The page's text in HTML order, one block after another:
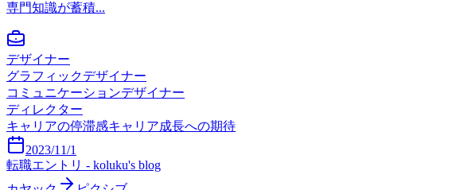
専門知識が蓄積...
デザイナー
グラフィックデザイナー
コミュニケーションデザイナー
ディレクター
キャリアの停滞感キャリア成長への期待
2023/11/1
転職エントリ - koluku's blog